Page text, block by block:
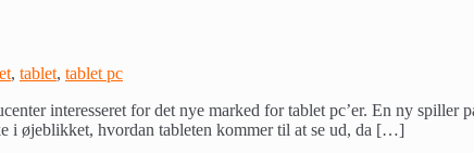
, tablet, tablet pc
interesseret for det nye marked for tablet pc’er. En ny
i øjeblikket, hvordan tableten kommer til at se ud, da […]